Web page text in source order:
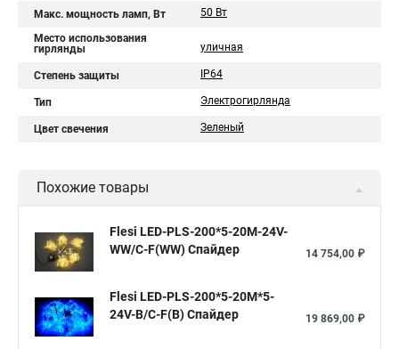
Макс. мощность ламп, Вт 50 Вт
Место использования
гирлянды
уличная
Степень защиты IP64
Тип Электрогирлянда
Цвет свечения Зеленый
Похожие товары
Flesi LED-PLS-200*5-20M-24V-
WW/C-F(WW) Спайдер
14 754,00 ₽
Flesi LED-PLS-200*5-20M*5-
24V-B/C-F(B) Спайдер
19 869,00 ₽